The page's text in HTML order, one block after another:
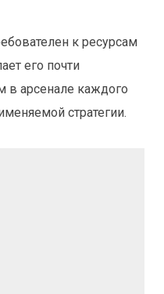
к ресурсам
его почти
в арсенале каждого
стратегии.